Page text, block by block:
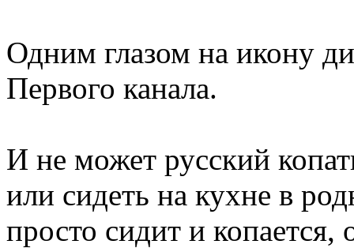
Одним глазом на икону
Первого канала.
И не может русский
или сидеть на кухне в
просто сидит и